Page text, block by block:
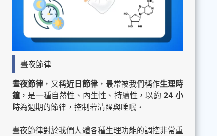
晝夜節律
晝夜節律 ，又稱近日節律，最常被我們稱作生理時
鐘，是一種自然性、內生性、持續性，以約 24 小
時為週期的節律，控制著清醒與睡眠。
晝夜節律對於我們人體各種生理功能的調控非常重